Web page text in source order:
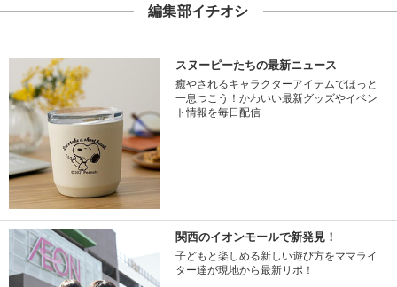
編集部イチオシ
スヌーピーたちの最新ニュース
癒やされるキャラクターアイテムでほっと
一息つこう！かわいい最新グッズやイベン
ト情報を毎日配信
関西のイオンモールで新発見！
子どもと楽しめる新しい遊び方をママライ
ター達が現地から最新リポ！